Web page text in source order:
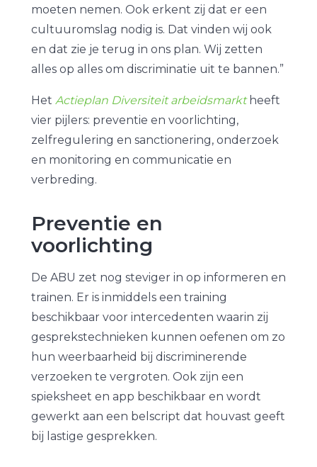
moeten nemen. Ook erkent zij dat er een
cultuuromslag nodig is. Dat vinden wij ook
en dat zie je terug in ons plan. Wij zetten
alles op alles om discriminatie uit te bannen.”
Het Actieplan Diversiteit arbeidsmarktheeft
vier pijlers: preventie en voorlichting,
zelfregulering en sanctionering, onderzoek
en monitoring en communicatie en
verbreding.
Preventie en
voorlichting
De ABU zet nog steviger in op informeren en
trainen. Er is inmiddels een training
beschikbaar voor intercedenten waarin zij
gesprekstechnieken kunnen oefenen om zo
hun weerbaarheid bij discriminerende
verzoeken te vergroten. Ook zijn een
spieksheet en app beschikbaar en wordt
gewerkt aan een belscript dat houvast geeft
bij lastige gesprekken.